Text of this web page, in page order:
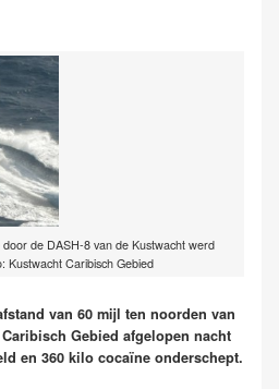
de DASH-8 van de Kustwacht werd
Kustwacht Caribisch Gebied
van 60 mijl ten noorden van
Gebied afgelopen nacht
en 360 kilo cocaïne onderschept.